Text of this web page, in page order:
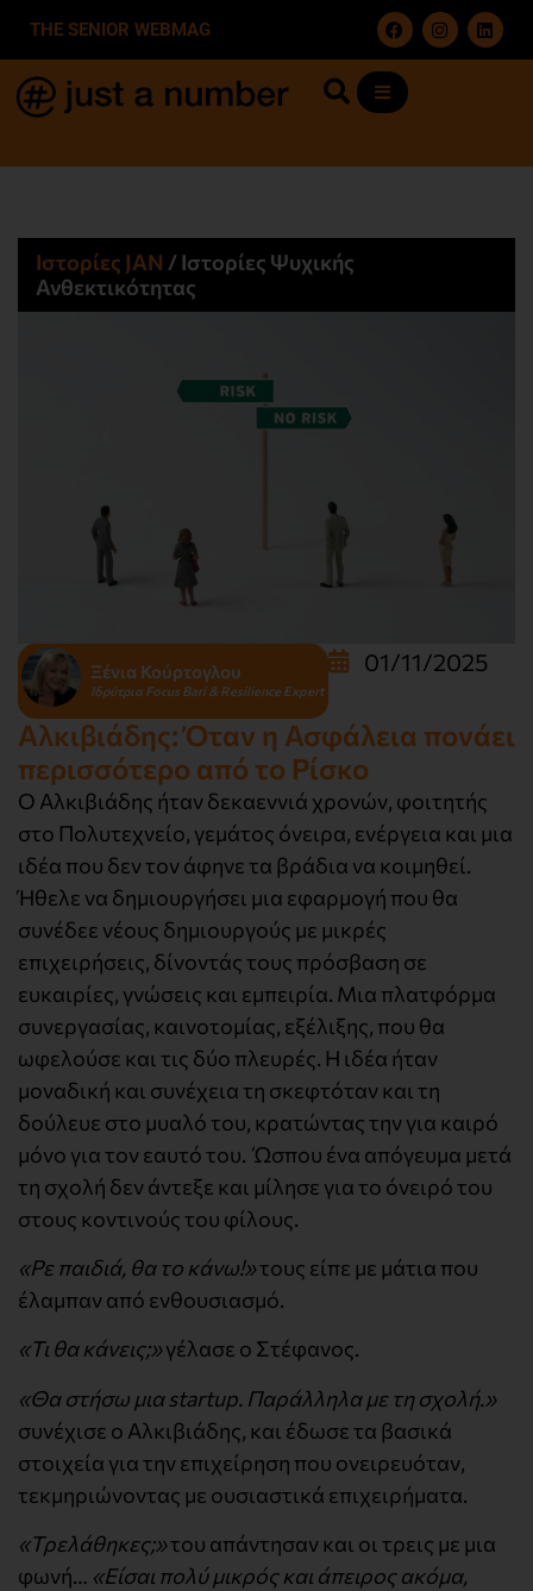
THE SENIOR WEBMAG
Ιστορίες JΑΝ /Ιστορίες Ψυχικής
Ανθεκτικότητας
Ξένια Κούρτογλου
Ιδρύτρια Focus Bari & Resilience Expert
01/11/2025
Αλκιβιάδης: Όταν η Ασφάλεια πονάει
περισσότερο από το Ρίσκο
Ο Αλκιβιάδης ήταν δεκαεννιά χρονών, φοιτητής
στο Πολυτεχνείο, γεμάτος όνειρα, ενέργεια και μια
ιδέα που δεν τον άφηνε τα βράδια να κοιμηθεί.
Ήθελε να δημιουργήσει μια εφαρμογή που θα
συνέδεε νέους δημιουργούς με μικρές
επιχειρήσεις, δίνοντάς τους πρόσβαση σε
ευκαιρίες, γνώσεις και εμπειρία. Μια πλατφόρμα
συνεργασίας, καινοτομίας, εξέλιξης, που θα
ωφελούσε και τις δύο πλευρές. Η ιδέα ήταν
μοναδική και συνέχεια τη σκεφτόταν και τη
δούλευε στο μυαλό του, κρατώντας την για καιρό
μόνο για τον εαυτό του. Ώσπου ένα απόγευμα μετά
τη σχολή δεν άντεξε και μίλησε για το όνειρό του
στους κοντινούς του φίλους.
«Ρε παιδιά, θα το κάνω!»τους είπε με μάτια που
έλαμπαν από ενθουσιασμό.
«Τι θα κάνεις;»γέλασε ο Στέφανος.
«Θα στήσω μια startup. Παράλληλα με τη σχολή.»
συνέχισε ο Αλκιβιάδης, και έδωσε τα βασικά
στοιχεία για την επιχείρηση που ονειρευόταν,
τεκμηριώνοντας με ουσιαστικά επιχειρήματα.
«Τρελάθηκες;»του απάντησαν και οι τρεις με μια
φωνή… «Είσαι πολύ μικρός και άπειρος ακόμα,